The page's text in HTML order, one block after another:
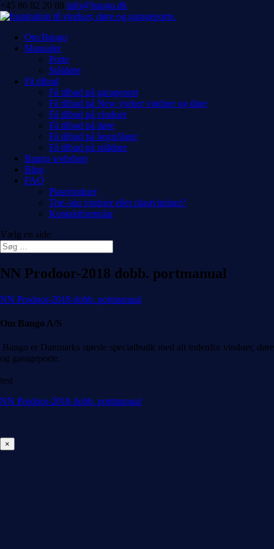
+45 86 82 20 88 info@bango.dk
Om Bango
Manualer
Porte
Ståldøre
Få tilbud
Få tilbud på garageport
Få tilbud på New yorker vinduer og døre
Få tilbud på vinduer
Få tilbud på døre
Få tilbud på hegn/låger
Få tilbud på ståldøre
Bango webshop
Blog
FAQ
Plastvinduer
Træ-/alu vinduer eller plastvinduer?
Kontaktformular
Vælg en side
NN Prodoor-2018 dobb. portmanual
NN Prodoor-2018 dobb. portmanual
Om Bango A/S
Bango er Danmarks største specialbutik med alt indenfor vinduer, døre
og garageporte.
test
NN Prodoor-2018 dobb. portmanual
×